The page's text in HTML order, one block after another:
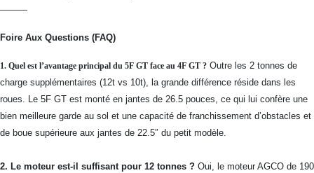
———
Foire Aux Questions (FAQ)
1. Quel est l’avantage principal du 5F GT face au 4F GT ? Outre les 2 tonnes de
charge supplémentaires (12t vs 10t), la grande différence réside dans les
roues. Le 5F GT est monté en jantes de 26.5 pouces, ce qui lui confère une
bien meilleure garde au sol et une capacité de franchissement d’obstacles et
de boue supérieure aux jantes de 22.5″ du petit modèle.
2. Le moteur est-il suffisant pour 12 tonnes ? Oui, le moteur AGCO de 190